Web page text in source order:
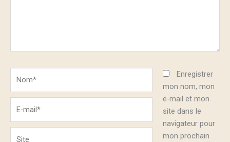
Enregistrer
mon nom, mon
e-mail et mon
site dans le
navigateur pour
mon prochain